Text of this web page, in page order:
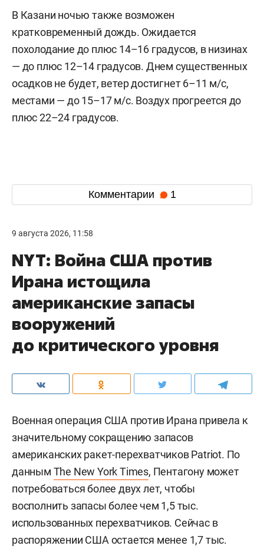
В Казани ночью также возможен
кратковременный дождь. Ожидается
похолодание до плюс 14–16 градусов, в низинах
— до плюс 12–14 градусов. Днем существенных
осадков не будет, ветер достигнет 6–11 м/c,
местами — до 15–17 м/с. Воздух прогреется до
плюс 22–24 градусов.
Комментарии 1
9 августа 2026, 11:58
NYT: Война США против
Ирана истощила
американские запасы
вооружений
до критического уровня
Военная операция США против Ирана привела к
значительному сокращению запасов
американских ракет-перехватчиков Patriot. По
данным The New York Times, Пентагону может
потребоваться более двух лет, чтобы
восполнить запасы более чем 1,5 тыс.
использованных перехватчиков. Сейчас в
распоряжении США остается менее 1,7 тыс.